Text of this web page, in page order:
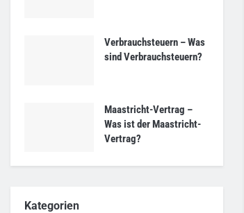
Verbrauchsteuern – Was
sind Verbrauchsteuern?
Maastricht-Vertrag –
Was ist der Maastricht-
Vertrag?
Kategorien